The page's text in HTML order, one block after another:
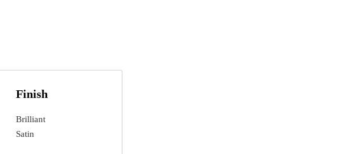
Finish
Brilliant
Satin